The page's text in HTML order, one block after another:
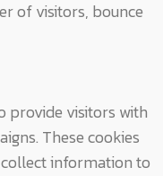
of visitors, bounce
provide visitors with
These cookies
information to